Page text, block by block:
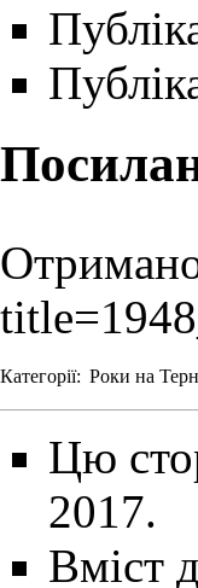
Категорії: Роки на
Цю
2017.
Вміст